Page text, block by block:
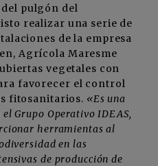
pulgón del
realizar una serie de
de la empresa
Agrícola Maresme
vegetales con
favorecer el control
fitosanitarios. «Es una
Grupo Operativo IDEAS,
herramientas al
en las
de producción de